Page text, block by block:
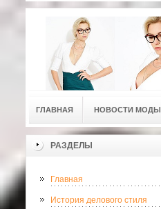
ГЛАВНАЯ НОВОСТИ МОДЫ
РАЗДЕЛЫ
Главная
История делового стиля